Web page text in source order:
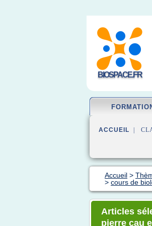
BIOSPACE.FR
ACCUEIL |
Accueil >
> cours de
Articles
pierre cau